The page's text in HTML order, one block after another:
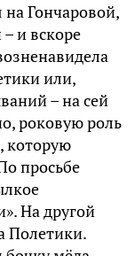
Гончаровой,
и вскоре
или,
– на сей
роковую роль
которую
просьбе
На другой
Полетики.